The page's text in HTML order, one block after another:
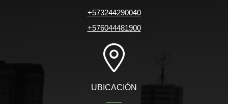
+573244290040
+576044481900
UBICACIÓN